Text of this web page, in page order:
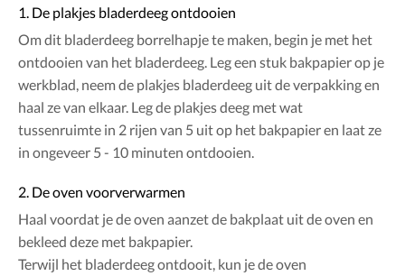
1. De plakjes bladerdeeg ontdooien
Om dit bladerdeeg borrelhapje te maken, begin je met het
ontdooien van het bladerdeeg. Leg een stuk bakpapier op je
werkblad, neem de plakjes bladerdeeg uit de verpakking en
haal ze van elkaar. Leg de plakjes deeg met wat
tussenruimte in 2 rijen van 5 uit op het bakpapier en laat ze
in ongeveer 5 - 10 minuten ontdooien.
2. De oven voorverwarmen
Haal voordat je de oven aanzet de bakplaat uit de oven en
bekleed deze met bakpapier.
Terwijl het bladerdeeg ontdooit, kun je de oven